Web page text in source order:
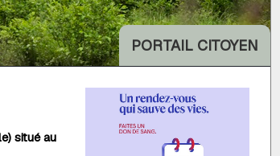
PORTAIL CITOYEN
situé au